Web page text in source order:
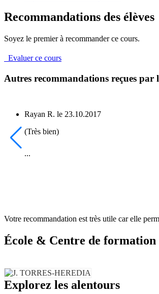
Recommandations des élèves
Soyez le premier à recommander ce cours.
Evaluer ce cours
Autres recommandations reçues par
Rayan R. le 23.10.2017
(Très bien)
...
Votre recommandation est très utile car elle
École & Centre de formation
Explorez les alentours